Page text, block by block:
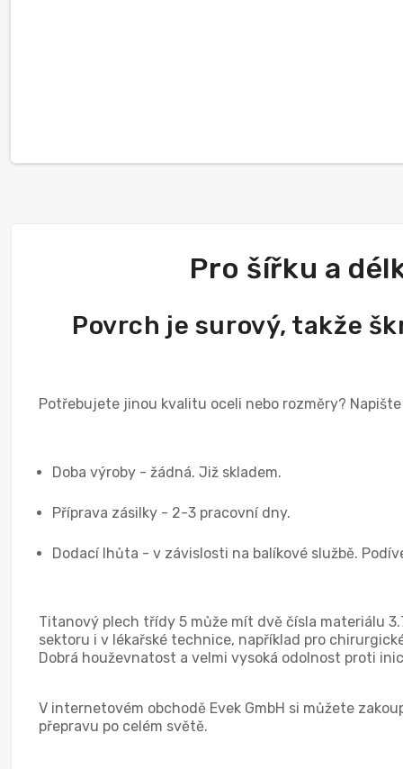
Pro šířku a
Povrch je surový, takže
Potřebujete jinou kvalitu oceli nebo rozměry?
Doba výroby - žádná. Již skladem.
Příprava zásilky - 2-3 pracovní dny.
Dodací lhůta - v závislosti na balíkové službě.
Titanový plech třídy 5 může mít dvě čísla materiálu
sektoru i v lékařské technice, například pro
Dobrá houževnatost a velmi vysoká odolnost proti
V internetovém obchodě Evek GmbH si můžete
přepravu po celém světě.